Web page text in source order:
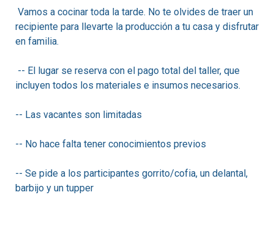
Vamos a cocinar toda la tarde. No te olvides de traer un
recipiente para llevarte la producción a tu casa y disfrutar
en familia.
-- El lugar se reserva con el pago total del taller, que
incluyen todos los materiales e insumos necesarios.
-- Las vacantes son limitadas
-- No hace falta tener conocimientos previos
-- Se pide a los participantes gorrito/cofia, un delantal,
barbijo y un tupper